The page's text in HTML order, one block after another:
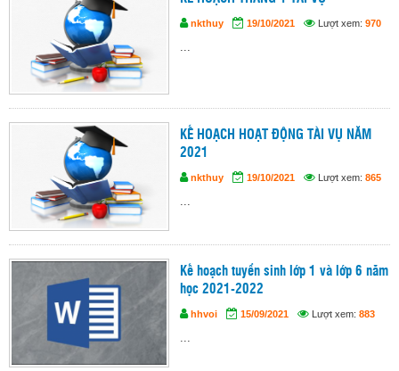
nkthuy 19/10/2021 Lượt xem: 970
KẾ HOẠCH HOẠT ĐỘNG TÀI VỤ NĂM
2021
nkthuy 19/10/2021 Lượt xem: 865
Kế hoạch tuyển sinh lớp 1 và lớp 6 năm
học 2021-2022
hhvoi 15/09/2021 Lượt xem: 883